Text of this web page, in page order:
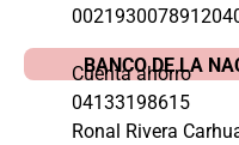
BANCO DE LA
Cuenta ahorro
04133198615
Ronal Rivera